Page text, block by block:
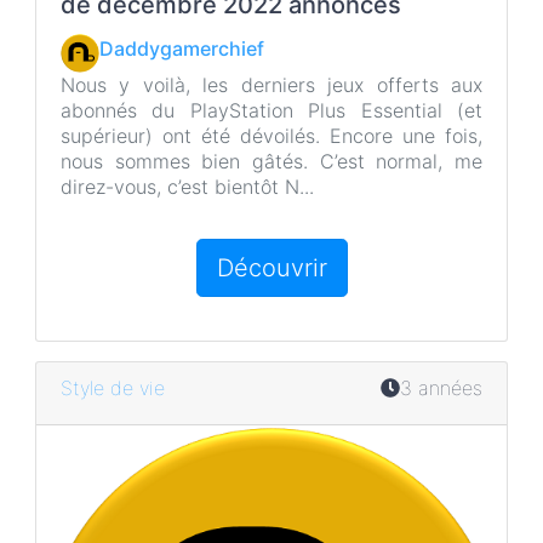
o
r
Daddygamerchief
Nous y voilà, les derniers jeux offerts aux
abonnés du PlayStation Plus Essential (et
supérieur) ont été dévoilés. Encore une fois,
nous sommes bien gâtés. C’est normal, me
direz-vous, c’est bientôt N...
Découvrir
Style de vie 3 années